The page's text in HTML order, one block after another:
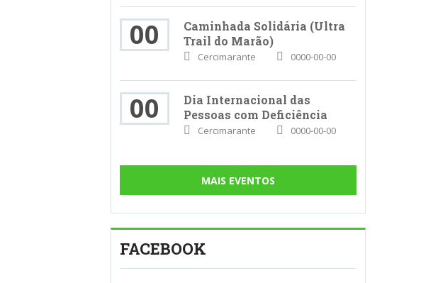
00
Caminhada Solidária (Ultra
Trail do Marão)
Cercimarante 0000-00-00
00
Dia Internacional das
Pessoas com Deficiência
Cercimarante 0000-00-00
MAIS EVENTOS
FACEBOOK